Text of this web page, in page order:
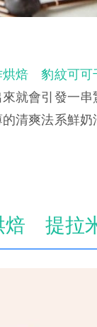
烘焙 豹紋可可
就會引發一
清爽法系鮮
焙 提拉